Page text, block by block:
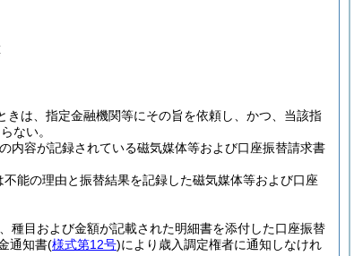
は、指定金融機関等にその旨を依頼し、かつ、当該指
ない。
内容が記録されている磁気媒体等および口座振替請求書
能の理由と振替結果を記録した磁気媒体等および口座
種目および金額が記載された明細書を添付した口座振替
通知書(様式第12号)により歳入調定権者に通知しなけれ